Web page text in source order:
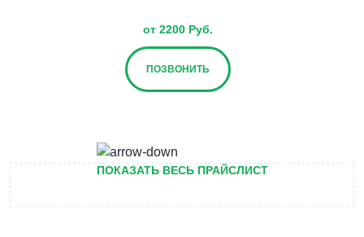
от 2200 Руб.
ПОЗВОНИТЬ
ПОКАЗАТЬ ВЕСЬ ПРАЙСЛИСТ